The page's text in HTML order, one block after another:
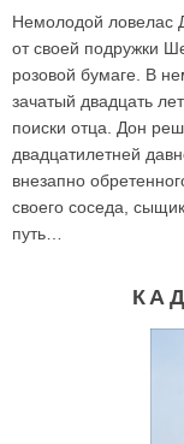
Немолодой ловелас
от своей подружки
розовой бумаге. В
зачатый двадцать
поиски отца. Дон
двадцатилетней
внезапно
своего соседа,
путь…